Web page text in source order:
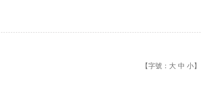
【字號： 大 中 小】